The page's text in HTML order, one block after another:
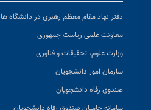
دفتر نهاد مقام معظم رهبری در دانشگاه ها
معاونت علمی ریاست جمهوری
وزارت علوم، تحقیقات و فناوری
سازمان امور دانشجویان
صندوق رفاه دانشجویان